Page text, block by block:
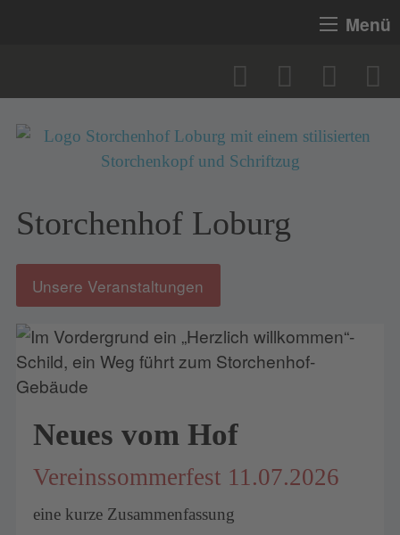
Menü
Storchenhof Loburg
Unsere Veranstaltungen
Neues vom Hof
Vereinssommerfest 11.07.2026
eine kurze Zusammenfassung